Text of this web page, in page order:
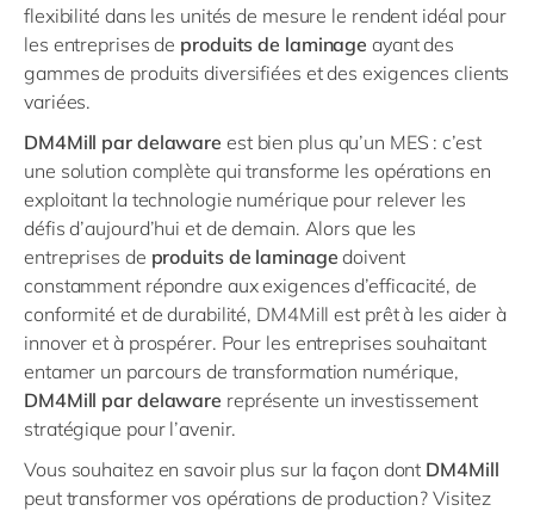
flexibilité dans les unités de mesure le rendent idéal pour
les entreprises de produits de laminage ayant des
gammes de produits diversifiées et des exigences clients
variées.
DM4Mill par delaware est bien plus qu’un MES : c’est
une solution complète qui transforme les opérations en
exploitant la technologie numérique pour relever les
défis d’aujourd’hui et de demain. Alors que les
entreprises de produits de laminage doivent
constamment répondre aux exigences d’efficacité, de
conformité et de durabilité, DM4Mill est prêt à les aider à
innover et à prospérer. Pour les entreprises souhaitant
entamer un parcours de transformation numérique,
DM4Mill par delaware représente un investissement
stratégique pour l’avenir.
Vous souhaitez en savoir plus sur la façon dont DM4Mill
peut transformer vos opérations de production ? Visitez